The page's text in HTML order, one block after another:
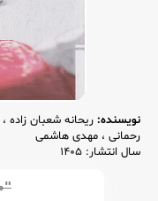
نویسنده: ریحانه شعبان زاده ،
رحمانی ، مهدی هاشمی
سال انتشار: 1405
"۸۴۰,۰۰۰"